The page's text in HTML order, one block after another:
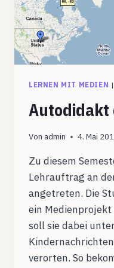
LERNEN MIT MEDIEN |
Von admin 4. Mai
Zu diesem
Lehrauftrag an
angetreten. Die
ein
soll sie dabei
verorten. So